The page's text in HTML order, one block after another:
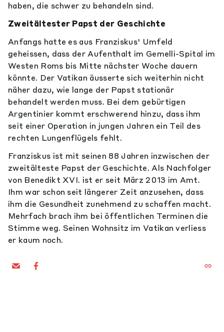
haben, die schwer zu behandeln sind.
Zweitältester Papst der Geschichte
Anfangs hatte es aus Franziskus' Umfeld
geheissen, dass der Aufenthalt im Gemelli-Spital im
Westen Roms bis Mitte nächster Woche dauern
könnte. Der Vatikan äusserte sich weiterhin nicht
näher dazu, wie lange der Papst stationär
behandelt werden muss. Bei dem gebürtigen
Argentinier kommt erschwerend hinzu, dass ihm
seit einer Operation in jungen Jahren ein Teil des
rechten Lungenflügels fehlt.
Franziskus ist mit seinen 88 Jahren inzwischen der
zweitälteste Papst der Geschichte. Als Nachfolger
von Benedikt XVI. ist er seit März 2013 im Amt.
Ihm war schon seit längerer Zeit anzusehen, dass
ihm die Gesundheit zunehmend zu schaffen macht.
Mehrfach brach ihm bei öffentlichen Terminen die
Stimme weg. Seinen Wohnsitz im Vatikan verliess
er kaum noch.